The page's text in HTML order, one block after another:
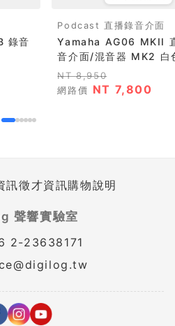
錄音
Podcast 直播錄音介面
Yamaha AG06 MKII
音介面/混音器 MK2 白
NT 8,950
網路價 NT 7,800
訊徵才資訊購物說明
聲響實驗室
2-23638171